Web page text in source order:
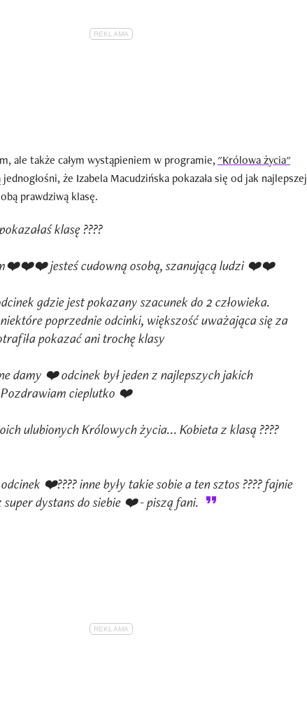
ale także całym wystąpieniem w programie,"Królowa życia"
jednogłośni, że Izabela Macudzińska pokazała się od jak najlepszej
prawdziwą klasę.
klasę ????
jesteś cudowną osobą, szanującą ludzi ❤️❤️
gdzie jest pokazany szacunek do 2 człowieka.
poprzednie odcinki, większość uważająca się za
pokazać ani trochę klasy
damy ❤️ odcinek był jeden z najlepszych jakich
Pozdrawiam cieplutko ❤️
ulubionych Królowych życia... Kobieta z klasą ????
❤️???? inne były takie sobie a ten sztos ???? fajnie
super dystans do siebie ❤️ - piszą fani.